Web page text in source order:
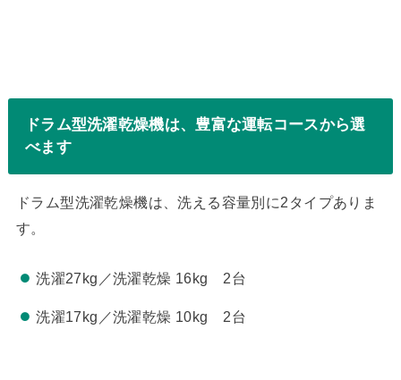
ドラム型洗濯乾燥機は、豊富な運転コースから選
べます
ドラム型洗濯乾燥機は、洗える容量別に2タイプありま
す。
洗濯27kg／洗濯乾燥 16kg 2台
洗濯17kg／洗濯乾燥 10kg 2台